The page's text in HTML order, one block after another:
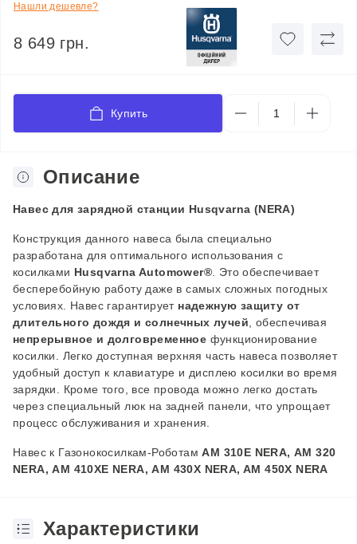
Нашли дешевле?
8 649 грн.
Купить
Описание
Навес для зарядной станции Husqvarna (NERA)
Конструкция данного навеса была специально
разработана для оптимального использования с
косилками Husqvarna Automower® . Это обеспечивает
бесперебойную работу даже в самых сложных погодных
условиях. Навес гарантирует надежную защиту от
длительного дождя и солнечных лучей , обеспечивая
непрерывное и долговременное функционирование
косилки. Легко доступная верхняя часть навеса позволяет
удобный доступ к клавиатуре и дисплею косилки во время
зарядки. Кроме того, все провода можно легко достать
через специальный люк на задней панели, что упрощает
процесс обслуживания и хранения.
Навес к Газонокосилкам-Роботам AM 310E NERA,AM 320
NERA, AM 410XE NERA,AM 430X NERA, AM 450X NERA
Характеристики